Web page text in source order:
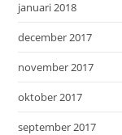
januari 2018
december 2017
november 2017
oktober 2017
september 2017